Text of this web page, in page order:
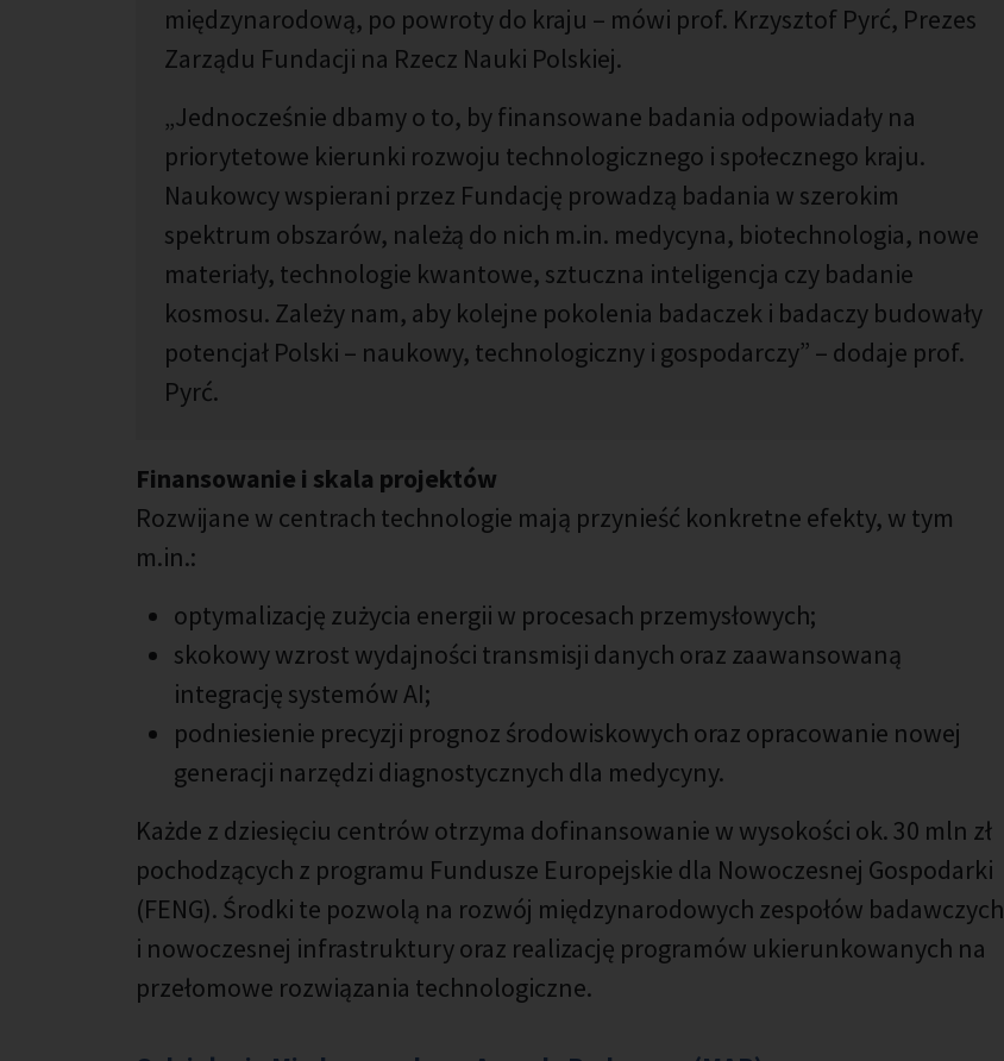
międzynarodową, po powroty do kraju – mówi prof. Krzysztof Pyrć, Prezes
Zarządu Fundacji na Rzecz Nauki Polskiej.
„Jednocześnie dbamy o to, by finansowane badania odpowiadały na
priorytetowe kierunki rozwoju technologicznego i społecznego kraju.
Naukowcy wspierani przez Fundację prowadzą badania w szerokim
spektrum obszarów, należą do nich m.in. medycyna, biotechnologia, nowe
materiały, technologie kwantowe, sztuczna inteligencja czy badanie
kosmosu. Zależy nam, aby kolejne pokolenia badaczek i badaczy budowały
potencjał Polski – naukowy, technologiczny i gospodarczy” – dodaje prof.
Pyrć.
Finansowanie i skala projektów
Rozwijane w centrach technologie mają przynieść konkretne efekty, w tym
m.in.:
optymalizację zużycia energii w procesach przemysłowych;
skokowy wzrost wydajności transmisji danych oraz zaawansowaną
integrację systemów AI;
podniesienie precyzji prognoz środowiskowych oraz opracowanie nowej
generacji narzędzi diagnostycznych dla medycyny.
Każde z dziesięciu centrów otrzyma dofinansowanie w wysokości ok. 30 mln zł
pochodzących z programu Fundusze Europejskie dla Nowoczesnej Gospodarki
(FENG). Środki te pozwolą na rozwój międzynarodowych zespołów badawczych
i nowoczesnej infrastruktury oraz realizację programów ukierunkowanych na
przełomowe rozwiązania technologiczne.